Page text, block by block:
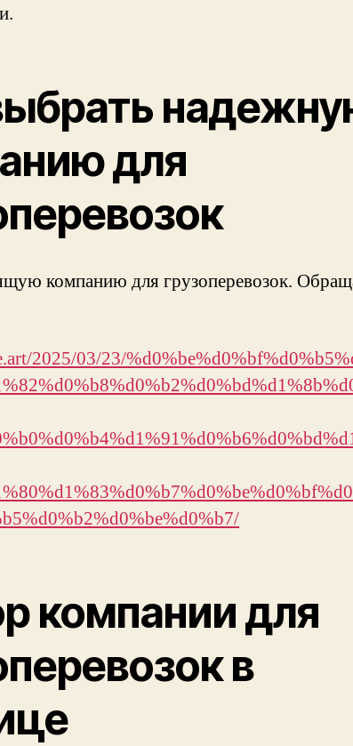
для
компанию для грузоперевозок.
2025/03/23/
компании для
в